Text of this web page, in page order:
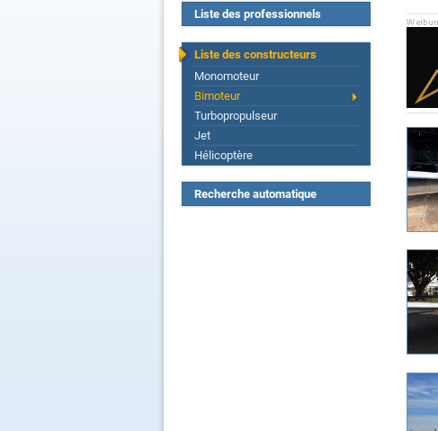
Liste des professionnels
Liste des constructeurs
Monomoteur
Bimoteur
Turbopropulseur
Jet
Hélicoptère
Recherche automatique